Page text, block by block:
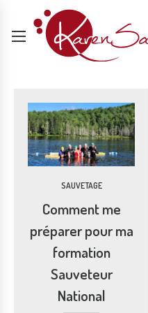
SAUVETAGE
Comment me
préparer pour ma
formation
Sauveteur
National